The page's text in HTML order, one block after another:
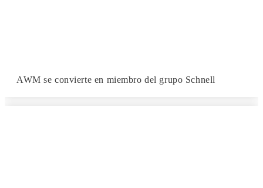
AWM se convierte en miembro del grupo Schnell